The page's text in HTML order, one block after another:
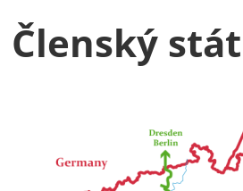
Členský stát